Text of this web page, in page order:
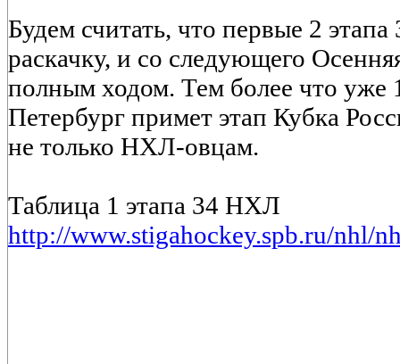
Будем считать, что первые 2
раскачку, и со следующего
полным ходом. Тем более что уже
Петербург примет этап Кубка
не только НХЛ-овцам.
Таблица 1 этапа 34 НХЛ
http://www.stigahockey.spb.ru/nhl/